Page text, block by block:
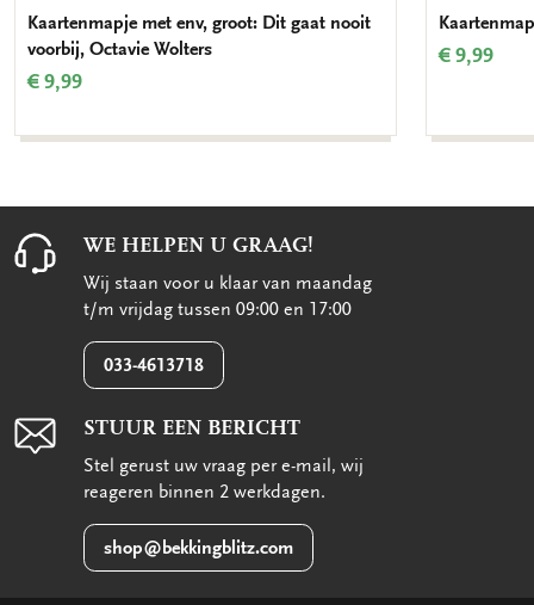
Kaartenmapje met env, groot: Dit gaat nooit
voorbij, Octavie Wolters
€ 9,99
€ 9,99
WE HELPEN U GRAAG!
Wij staan voor u klaar van maandag
t/m vrijdag tussen 09:00 en 17:00
033-4613718
STUUR EEN BERICHT
Stel gerust uw vraag per e-mail, wij
reageren binnen 2 werkdagen.
shop@bekkingblitz.com